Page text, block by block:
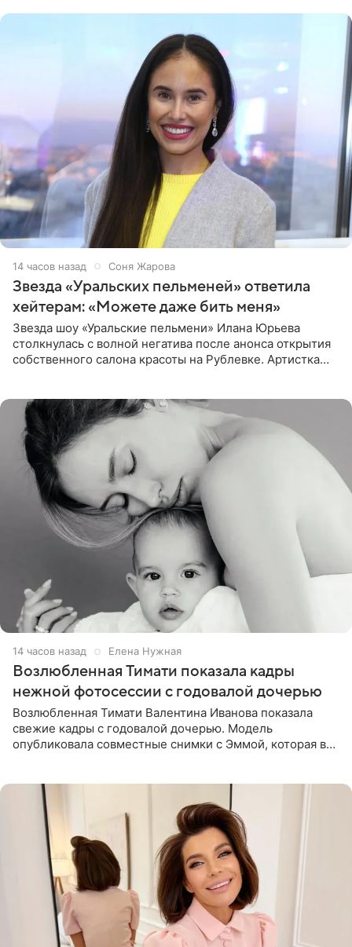
14 часов назад Соня Жарова
Звезда «Уральских пельменей» ответила
хейтерам: «Можете даже бить меня»
Звезда шоу «Уральские пельмени» Илана Юрьева
столкнулась с волной негатива после анонса открытия
собственного салона красоты на Рублевке. Артистка
14 часов назад Елена Нужная
Возлюбленная Тимати показала кадры
нежной фотосессии с годовалой дочерью
Возлюбленная Тимати Валентина Иванова показала
свежие кадры с годовалой дочерью. Модель
опубликовала совместные снимки с Эммой, которая в